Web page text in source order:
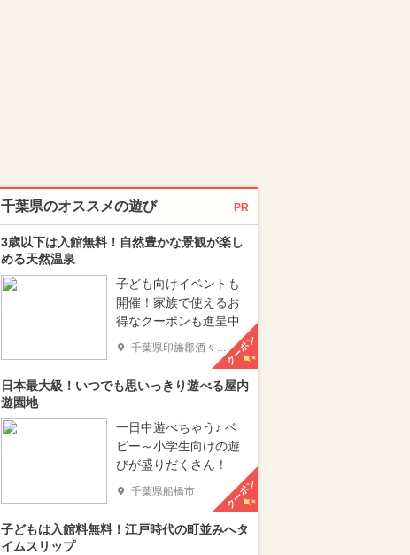
千葉県のオススメの遊び PR
3歳以下は入館無料！自然豊かな景観が楽し
める天然温泉
子ども向けイベントも
開催！家族で使えるお
得なクーポンも進呈中
千葉県印旛郡酒々井町 クーポン
日本最大級！いつでも思いっきり遊べる屋内
遊園地
一日中遊べちゃう♪ ベ
ビー～小学生向けの遊
びが盛りだくさん！
千葉県船橋市 クーポン
子どもは入館料無料！江戸時代の町並みへタ
イムスリップ